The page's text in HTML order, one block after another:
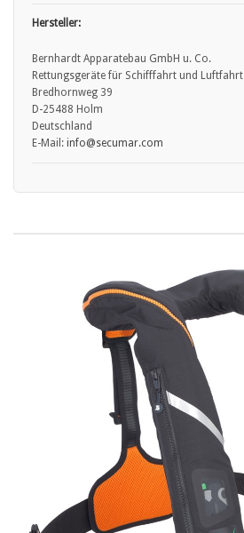
• Produkt nicht verwenden, wenn Riemen,
• Nach Kontakt mit Salzwasser Produkt
spülen und trocknen, um Materialschäden
• Aufblasbare Schwimmwesten sind keine
Schutzausrüstung gegen alle Gefahren –
umsichtiges Verhalten sind erforderlich.
Hersteller:
Bernhardt Apparatebau GmbH u. Co.
Rettungsgeräte für Schifffahrt und Luftfahrt
Bredhornweg 39
D-25488 Holm
Deutschland
E-Mail: info@secumar.com